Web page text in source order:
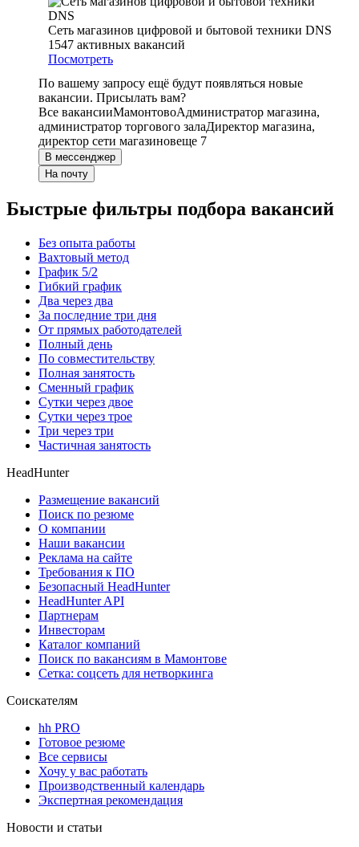
Сеть магазинов цифровой и бытовой техники DNS
1547 активных вакансий
Посмотреть
По вашему запросу ещё будут появляться новые
вакансии. Присылать вам?
Все вакансииМамонтовоАдминистратор магазина,
администратор торгового залаДиректор магазина,
директор сети магазиновеще 7
В мессенджер
На почту
Быстрые фильтры подбора вакансий
Без опыта работы
Вахтовый метод
График 5/2
Гибкий график
Два через два
За последние три дня
От прямых работодателей
Полный день
По совместительству
Полная занятость
Сменный график
Сутки через двое
Сутки через трое
Три через три
Частичная занятость
HeadHunter
Размещение вакансий
Поиск по резюме
О компании
Наши вакансии
Реклама на сайте
Требования к ПО
Безопасный HeadHunter
HeadHunter API
Партнерам
Инвесторам
Каталог компаний
Поиск по вакансиям в Мамонтове
Сетка: соцсеть для нетворкинга
Соискателям
hh PRO
Готовое резюме
Все сервисы
Хочу у вас работать
Производственный календарь
Экспертная рекомендация
Новости и статьи